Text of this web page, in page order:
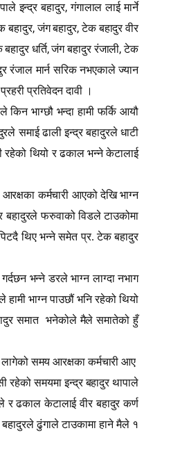
इन्द्र बहादुर,गंगालाल लाई मार्ने
बहादुर,जंग बहादुर,टेक बहादुर वीर
धर्ति,जंग बहादुर रंजाली,टेक
रंजाल मार्न सरिक नभएकाले ज्यान
प्रतिवेदन दावी ।
भाग्छौ भन्दा हामी फर्कि आयौ
समाई ढाली इन्द्र बहादुरले धाटी
रहेको थियो र ढकाल भन्ने केटालाई
कर्मचारी आएको देखि भाग्न
बहादुरले फरुवाको विडले टाउकोमा
थिए भन्ने समेत प्र. टेक बहादुर
भन्ने डरले भाग्न लाग्दा नभाग
भाग्न पाउछौं भनि रहेको थियो
समात
भनेकोले मैले समातेको हुँ
समय आरक्षका कर्मचारी आए
रहेको समयमा इन्द्र बहादुर थापाले
ढकाल केटालाई वीर बहादुर कर्ण
ढुंगाले टाउकामा हाने मैले १